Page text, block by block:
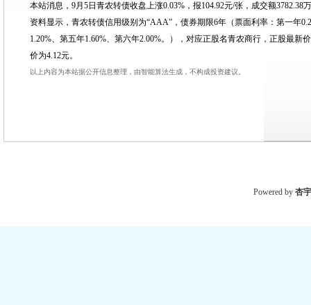
本站消息，9月5日青农转债收盘上涨0.03%，报104.92元/张，成交额3782.38
资料显示，青农转债信用级别为“AAA”，债券期限6年（票面利率：第一年
1.20%、第五年1.60%、第六年2.00%。），对应正股名青农商行，正股最新
价为4.12元。
以上内容为本站据公开信息整理，由智能算法生成，不构成投资建议。
Powered by 杏宇